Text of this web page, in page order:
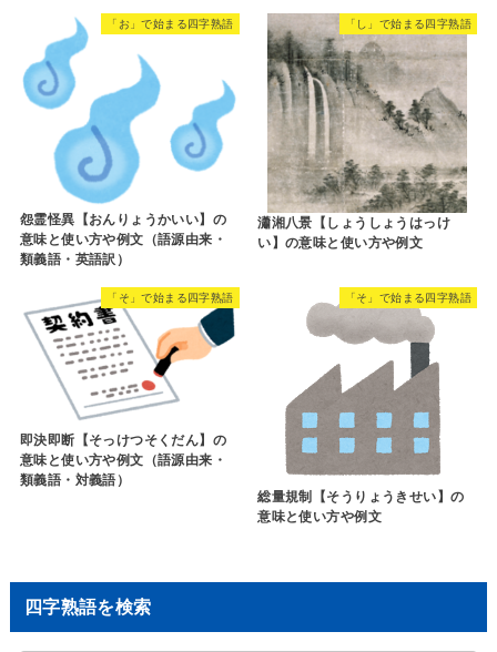
「お」で始まる四字熟語
怨霊怪異【おんりょうかいい】の
意味と使い方や例文（語源由来・
類義語・英語訳）
「し」で始まる四字熟語
瀟湘八景【しょうしょうはっけ
い】の意味と使い方や例文
「そ」で始まる四字熟語
即決即断【そっけつそくだん】の
意味と使い方や例文（語源由来・
類義語・対義語）
「そ」で始まる四字熟語
総量規制【そうりょうきせい】の
意味と使い方や例文
四字熟語を検索